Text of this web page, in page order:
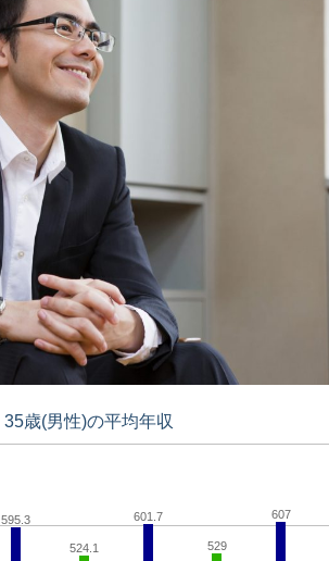
35歳(男性)の平均年収
524.1 529
595.3 601.7
607